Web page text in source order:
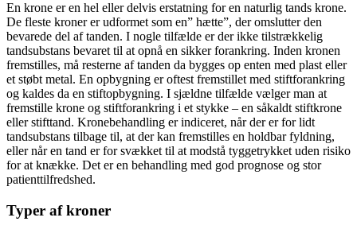
En krone er en hel eller delvis erstatning for en naturlig tands krone.
De fleste kroner er udformet som en” hætte”, der omslutter den
bevarede del af tanden. I nogle tilfælde er der ikke tilstrækkelig
tandsubstans bevaret til at opnå en sikker forankring. Inden kronen
fremstilles, må resterne af tanden da bygges op enten med plast eller
et støbt metal. En opbygning er oftest fremstillet med stiftforankring
og kaldes da en stiftopbygning. I sjældne tilfælde vælger man at
fremstille krone og stiftforankring i et stykke – en såkaldt stiftkrone
eller stifttand. Kronebehandling er indiceret, når der er for lidt
tandsubstans tilbage til, at der kan fremstilles en holdbar fyldning,
eller når en tand er for svækket til at modstå tyggetrykket uden risiko
for at knække. Det er en behandling med god prognose og stor
patienttilfredshed.
Typer af kroner